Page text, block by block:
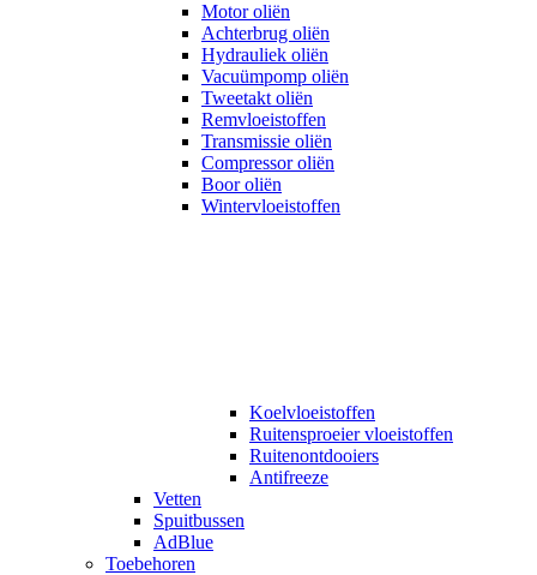
Motor oliën
Achterbrug oliën
Hydrauliek oliën
Vacuümpomp oliën
Tweetakt oliën
Remvloeistoffen
Transmissie oliën
Compressor oliën
Boor oliën
Wintervloeistoffen
Koelvloeistoffen
Ruitensproeier vloeistoffen
Ruitenontdooiers
Antifreeze
Vetten
Spuitbussen
AdBlue
Toebehoren